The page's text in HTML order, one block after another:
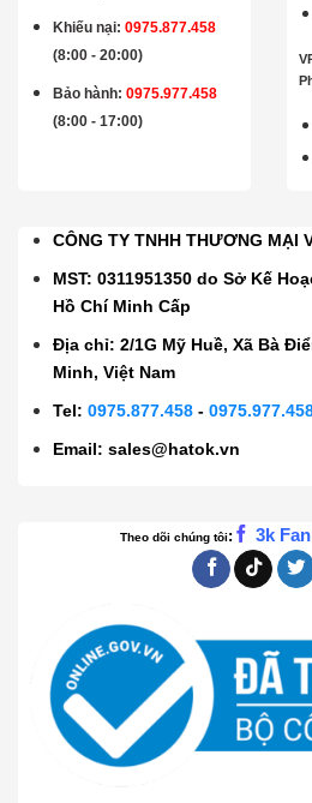
Khiếu nại: 0975.877.458
(8:00 - 20:00)
Bảo hành:0975.977.458
(8:00 - 17:00)
CÔNG TY TNHH THƯƠNG MẠI
MST: 0311951350 do Sở Kế
Hồ Chí Minh Cấp
Địa chỉ: 2/1G Mỹ Huề, Xã Bà
Minh, Việt Nam
Tel:0975.877.458 -
Email:sales@hatok.vn
Theo dõi chúng tôi: 3k Fan